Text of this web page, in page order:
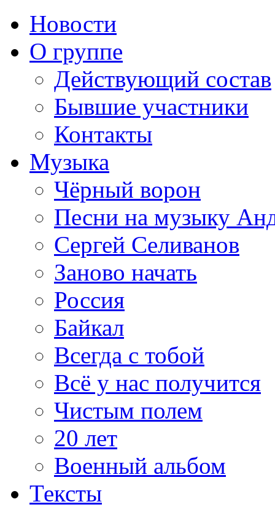
Новости
О группе
Действующий состав
Бывшие участники
Контакты
Музыка
Чёрный ворон
Песни на музыку
Сергей Селиванов
Заново начать
Россия
Байкал
Всегда с тобой
Всё у нас получится
Чистым полем
20 лет
Военный альбом
Тексты